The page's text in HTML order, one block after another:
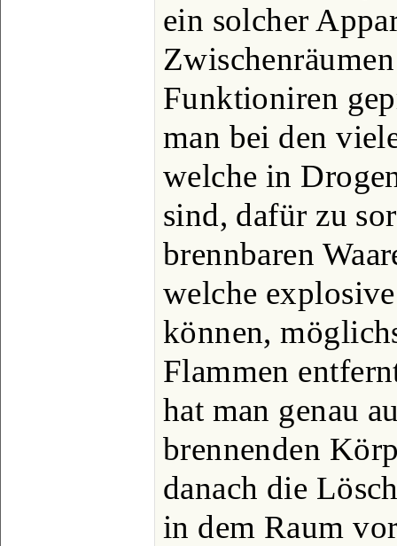
ein solcher
Funktioniren
man bei den
welche in
sind, dafür zu
brennbaren
welche
können,
Flammen
hat man genau
brennenden
danach die
in dem Raum